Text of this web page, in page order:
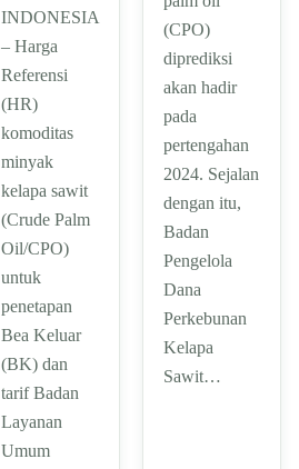
INDONESIA
– Harga
Referensi
(HR)
komoditas
minyak
kelapa sawit
(Crude Palm
Oil/CPO)
untuk
penetapan
Bea Keluar
(BK) dan
tarif Badan
Layanan
Umum
(CPO)
diprediksi
akan hadir
pada
pertengahan
2024. Sejalan
dengan itu,
Badan
Pengelola
Dana
Perkebunan
Kelapa
Sawit…